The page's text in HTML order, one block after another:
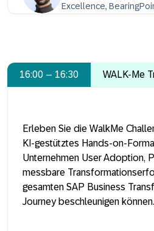
Excellence,
16:00 – 16:30 WALK-Me
Erleben Sie die WalkMe
KI-gestütztes Hands-on-
Unternehmen User Adoption,
messbare
gesamten SAP Business
Journey beschleunigen können.